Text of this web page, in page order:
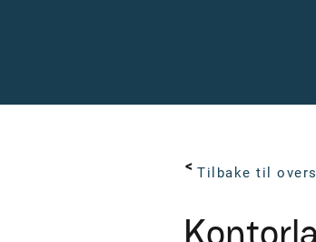
< Back